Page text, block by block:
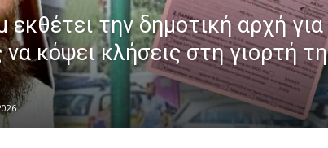
την δημοτική αρχή
κόψει κλήσεις στη γιορτή